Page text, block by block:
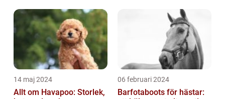
14 maj 2024
Allt om Havapoo: Storlek,
06 februari 2024
Barfotaboots för hästar: